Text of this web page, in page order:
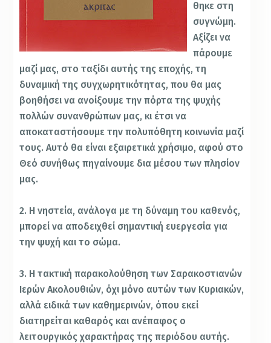
θηκε στη
συγνώμη.
Αξίζει να
πάρουμε
μαζί μας, στο ταξίδι αυτής της εποχής, τη
δυναμική της συγχωρητικότητας, που θα μας
βοηθήσει να ανοίξουμε την πόρτα της ψυχής
πολλών συνανθρώπων μας, κι έτσι να
αποκαταστήσουμε την πολυπόθητη κοινωνία μαζί
τους. Αυτό θα είναι εξαιρετικά χρήσιμο, αφού στο
Θεό συνήθως πηγαίνουμε δια μέσου των πλησίον
μας.
2. Η νηστεία, ανάλογα με τη δύναμη του καθενός,
μπορεί να αποδειχθεί σημαντική ευεργεσία για
την ψυχή και το σώμα.
3. Η τακτική παρακολούθηση των Σαρακοστιανών
Ιερών Ακολουθιών, όχι μόνο αυτών των Κυριακών,
αλλά ειδικά των καθημερινών, όπου εκεί
διατηρείται καθαρός και ανέπαφος ο
λειτουργικός χαρακτήρας της περιόδου αυτής.